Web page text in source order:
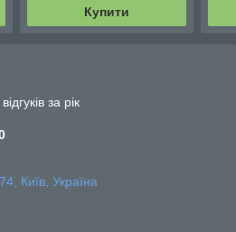
Купити
за рік
Київ, Україна